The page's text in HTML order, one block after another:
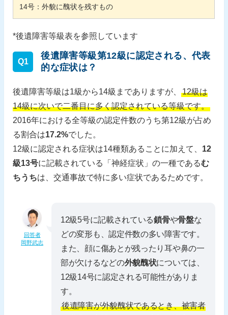
14号：外貌に醜状を残すもの
*後遺障害等級表を参照しています
Q1
後遺障害等級第12級に認定される、代表
的な症状は？
後遺障害等級は1級から14級までありますが、12級は
14級に次いで二番目に多く認定されている等級です。
2016年における全等級の認定件数のうち第12級が占め
る割合は17.2%でした。
12級に認定される症状は14種類あることに加えて、 12
級13号に記載されている「神経症状」の一種であるむ
ちうちは、交通事故で特に多い症状であるためです。
回答者
岡野武志
12級5号に記載されている鎖骨や骨盤な
どの変形も、認定件数の多い障害です。
また、顔に傷あとが残ったり耳や鼻の一
部が欠けるなどの外貌醜状については、
12級14号に認定される可能性がありま
す。
後遺障害が外貌醜状であるとき、被害者